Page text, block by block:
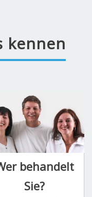
kennen
behandelt
Sie?